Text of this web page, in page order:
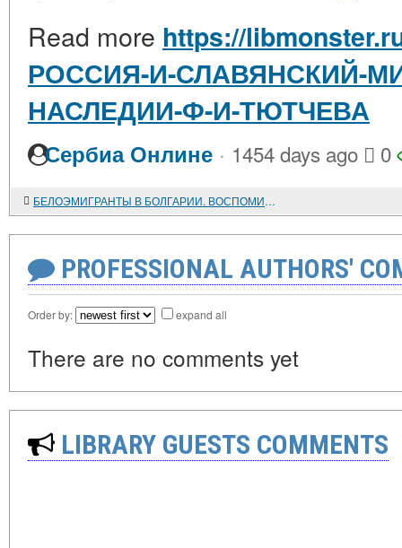
Read more https://
РОССИЯ-И-СЛАВЯНСКИЙ-
НАСЛЕДИИ-Ф-И-ТЮТЧЕВА
Сербиа Онлине · 1454 days ago 0
БЕЛОЭМИГРАНТЫ В БОЛГАРИИ. ВОСПОМИНАНИЯ
PROFESSIONAL AUTHORS'
Order by: expand all
There are no comments yet
LIBRARY GUESTS COMMENTS